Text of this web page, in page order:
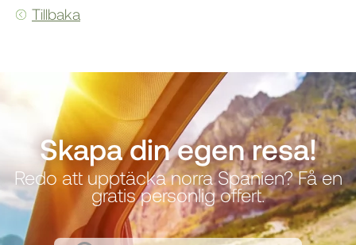
Tillbaka
Skapa din egen resa!
Redo att upptäcka norra Spanien? Få en
gratis personlig offert.